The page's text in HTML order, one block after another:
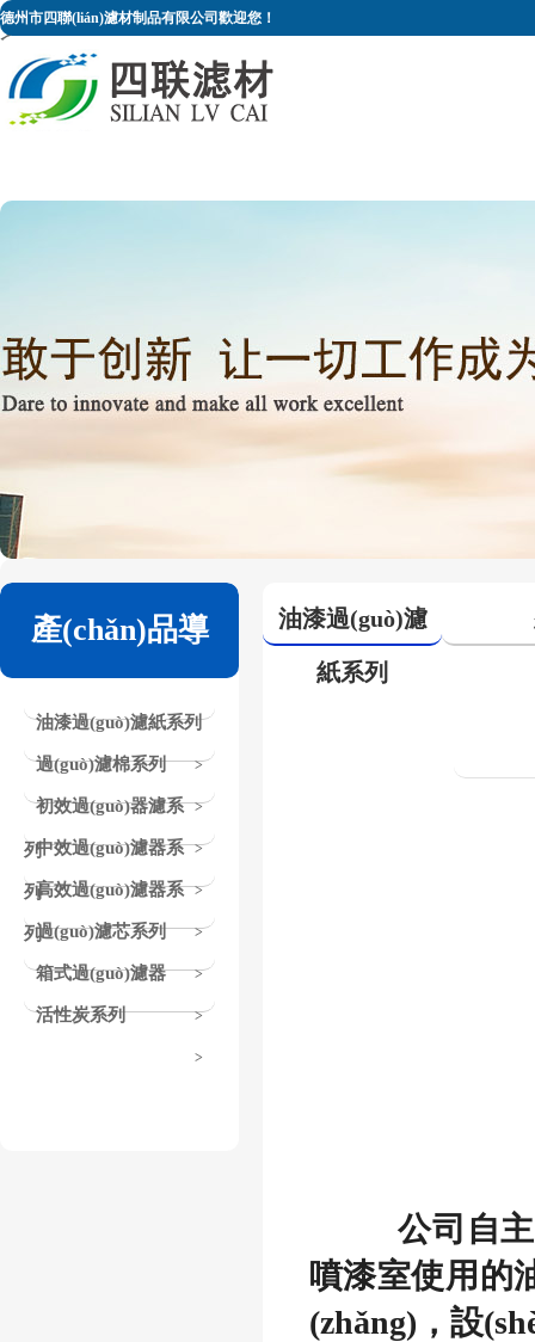
久久精品国产无码_国产专区 无码
德州市四聯(lián)濾材制品有限公司歡迎您！
產(chǎn)品導
(dǎo)航
油漆過(guò)濾紙系列
>
過(guò)濾棉系列
>
初效過(guò)器濾系
列 >
中效過(guò)濾器系
列 >
高效過(guò)濾器系
列 >
過(guò)濾芯系列
>
箱式過(guò)濾器
>
活性炭系列
>
油漆過(guò)濾
紙系列
公司自
噴漆室使用的
(zhǎng)，設